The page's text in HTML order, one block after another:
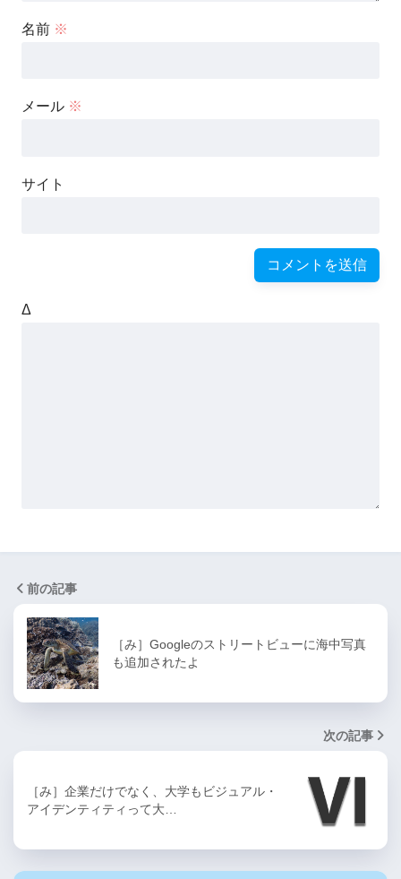
名前 ※
メール ※
サイト
Δ
前の記事
［み］Googleのストリートビューに海中写真
も追加されたよ
次の記事
［み］企業だけでなく、大学もビジュアル・
アイデンティティって大…